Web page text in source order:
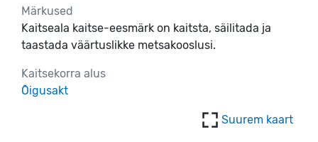
Märkused
Kaitseala kaitse-eesmärk on kaitsta, säilitada ja
taastada väärtuslikke metsakooslusi.
Kaitsekorra alus
Õigusakt
Suurem kaart